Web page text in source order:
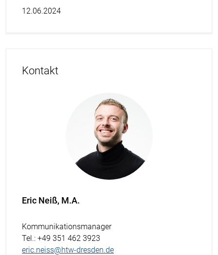
12.06.2024
Kontakt
Eric Neiß, M.A.
Kommunikationsmanager
Tel.: +49 351 462 3923
eric.neiss@htw-dresden.de